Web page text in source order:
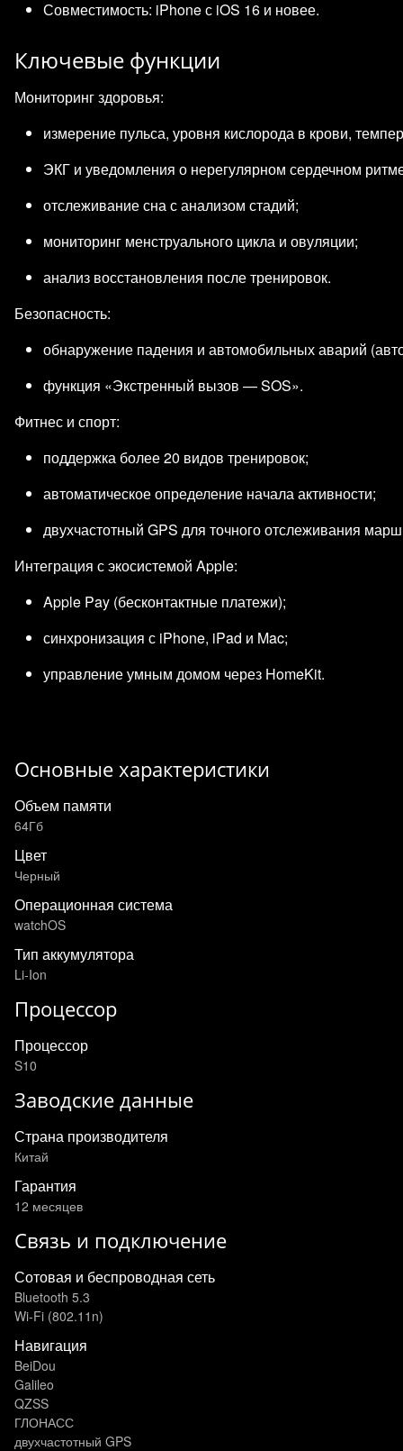
Совместимость: iPhone с iOS 16 и новее.
Ключевые функции
Мониторинг здоровья:
измерение пульса, уровня кислорода в крови,
ЭКГ и уведомления о нерегулярном сердечном
отслеживание сна с анализом стадий;
мониторинг менструального цикла и овуляции;
анализ восстановления после тренировок.
Безопасность:
обнаружение падения и автомобильных аварий
функция «Экстренный вызов — SOS».
Фитнес и спорт:
поддержка более 20 видов тренировок;
автоматическое определение начала активности;
двухчастотный GPS для точного отслеживания
Интеграция с экосистемой Apple:
Apple Pay (бесконтактные платежи);
синхронизация с iPhone, iPad и Mac;
управление умным домом через HomeKit.
Основные характеристики
Объем памяти
64Гб
Цвет
Черный
Операционная система
watchOS
Тип аккумулятора
Li-Ion
Процессор
Процессор
S10
Заводские данные
Страна производителя
Китай
Гарантия
12 месяцев
Связь и подключение
Сотовая и беспроводная сеть
Bluetooth 5.3
Wi-Fi (802.11n)
Навигация
BeiDou
Galileo
QZSS
ГЛОНАСС
двухчастотный GPS